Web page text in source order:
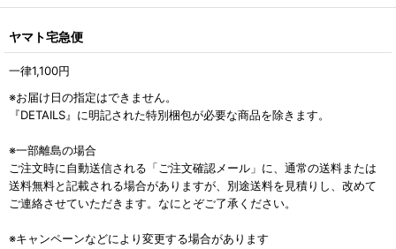
ヤマト宅急便
一律1,100円
※お届け日の指定はできません。
『DETAILS』に明記された特別梱包が必要な商品を除きます。
※一部離島の場合
ご注文時に自動送信される「ご注文確認メール」に、通常の送料または
送料無料と記載される場合がありますが、別途送料を見積りし、改めて
ご連絡させていただきます。なにとぞご了承ください。
※キャンペーンなどにより変更する場合があります